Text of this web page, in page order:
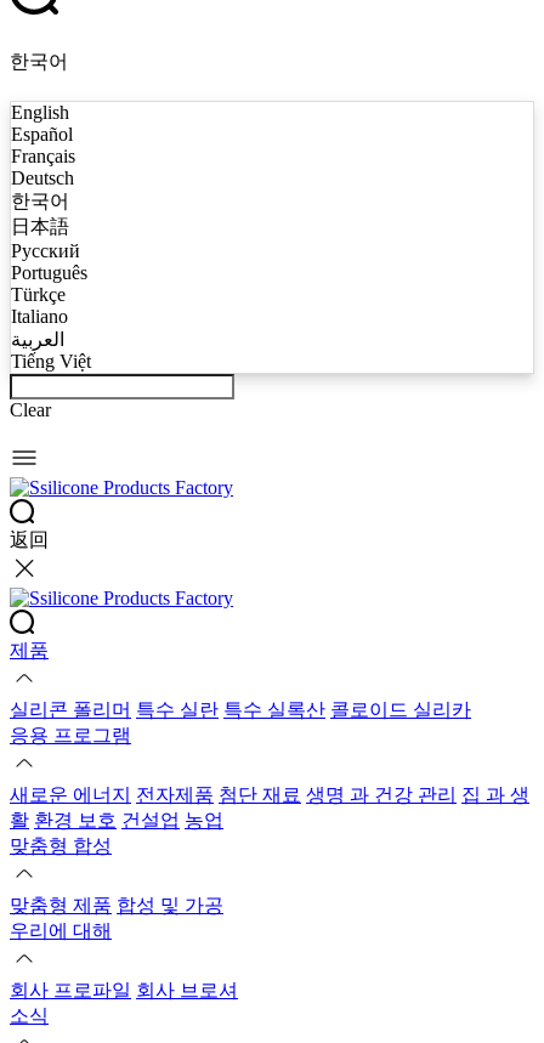
한국어
English
Español
Français
Deutsch
한국어
日本語
Русский
Português
Türkçe
Italiano
العربية
Tiếng Việt
Clear
返回
제품
실리콘 폴리머 특수 실란 특수 실록산 콜로이드 실리카
응용 프로그램
새로운 에너지 전자제품 첨단 재료 생명 과 건강 관리 집 과 생
활 환경 보호 건설업 농업
맞춤형 합성
맞춤형 제품 합성 및 가공
우리에 대해
회사 프로파일 회사 브로셔
소식